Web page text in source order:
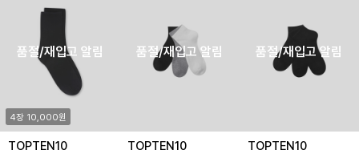
품절/재입고 알림
4장 10,000원
TOPTEN10
품절/재입고 알림
TOPTEN10
품절/재입고 알림
TOPTEN10